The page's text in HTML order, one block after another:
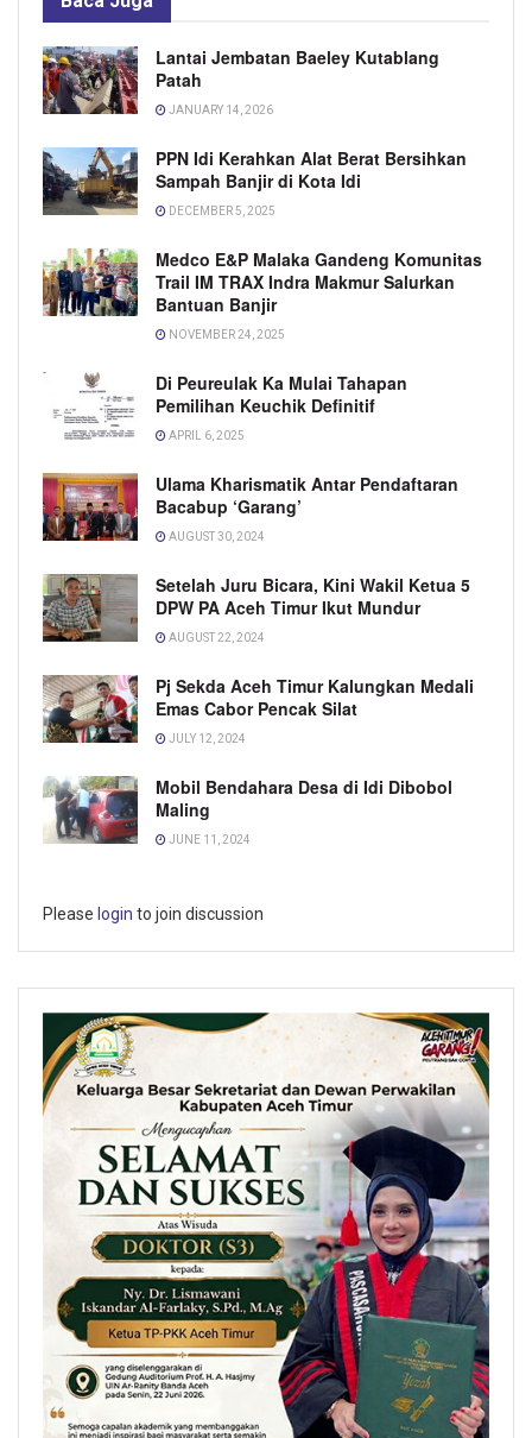
Lantai Jembatan Baeley Kutablang
Patah
JANUARY 14, 2026
PPN Idi Kerahkan Alat Berat Bersihkan
Sampah Banjir di Kota Idi
DECEMBER 5, 2025
Medco E&P Malaka Gandeng Komunitas
Trail IM TRAX Indra Makmur Salurkan
Bantuan Banjir
NOVEMBER 24, 2025
Di Peureulak Ka Mulai Tahapan
Pemilihan Keuchik Definitif
APRIL 6, 2025
Ulama Kharismatik Antar Pendaftaran
Bacabup ‘Garang’
AUGUST 30, 2024
Setelah Juru Bicara, Kini Wakil Ketua 5
DPW PA Aceh Timur Ikut Mundur
AUGUST 22, 2024
Pj Sekda Aceh Timur Kalungkan Medali
Emas Cabor Pencak Silat
JULY 12, 2024
Mobil Bendahara Desa di Idi Dibobol
Maling
JUNE 11, 2024
Please login to join discussion